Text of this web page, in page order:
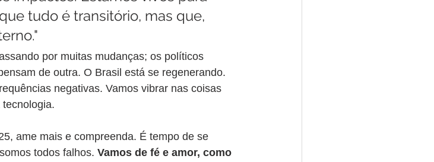
tudo é transitório, mas que,
por muitas mudanças; os políticos
de outra. O Brasil está se regenerando.
negativas. Vamos vibrar nas coisas
ame mais e compreenda. É tempo de se
todos falhos. Vamos de fé e amor, como